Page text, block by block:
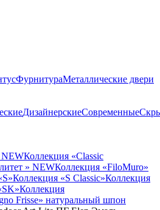
ФурнитураМеталлические двери
ДизайнерскиеСовременные
NEWКоллекция «Classic
» NEWКоллекция «FiloMuro»
Коллекция «S Classic»Коллекция
Коллекция
Frisse» натуральный шпон